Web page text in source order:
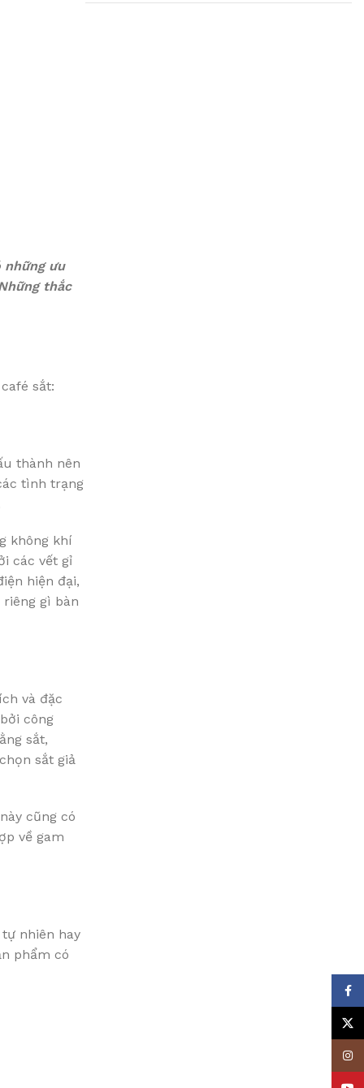
những ưu
thắc
sắt:
thành nên
tình trạng
không khí
các vết gỉ
hiện đại,
gì bàn
và đặc
công
sắt,
sắt giả
cũng có
về gam
nhiên hay
phẩm có